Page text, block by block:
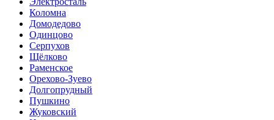
Коломна
Домодедово
Одинцово
Серпухов
Щёлково
Раменское
Орехово-Зуево
Долгопрудный
Пушкино
Жуковский